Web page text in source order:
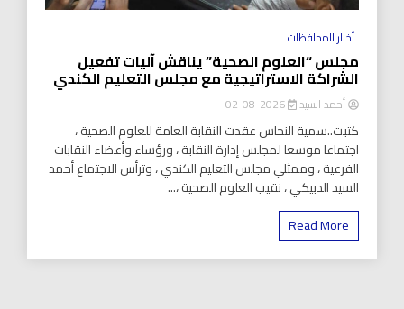
أخبار المحافظات
مجلس “العلوم الصحية” يناقش آليات تفعيل
الشراكة الاستراتيجية مع مجلس التعليم الكندي
أحمد السيد 2026-08-02
كتبت..سمية النحاس عقدت النقابة العامة للعلوم الصحية ،
اجتماعا موسعا لمجلس إدارة النقابة ، ورؤساء وأعضاء النقابات
الفرعية ، وممثلي مجلس التعليم الكندي ، وترأس الاجتماع أحمد
السيد الدبيكي ، نقيب العلوم الصحية ،...
Read More